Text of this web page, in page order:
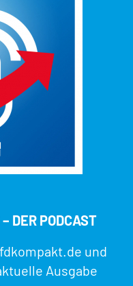
DER PODCAST
und
Ausgabe